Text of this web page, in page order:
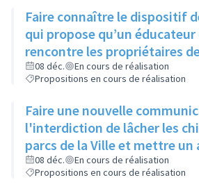
Faire connaître le dispositif
qui propose qu’un éducateur
rencontre les propriétaires
moins d’un an pour leur
principaux signaux, via un
Rilliard et/ou le Facebook de
08 déc.
En cours de réalisation
Propositions en cours de réalisation
Faire une nouvelle
l'interdiction de lâcher les
parcs de la Ville et mettre un
mentionnant l'arrêté
chaque parc
08 déc.
En cours de réalisation
Propositions en cours de réalisation